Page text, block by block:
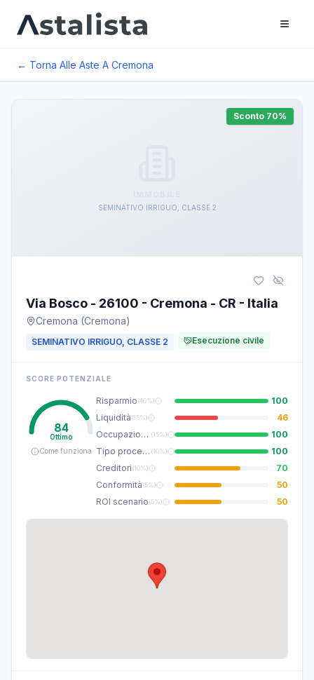
← Torna Alle Aste A Cremona
SEMINATIVO IRRIGUO, CLASSE 2
Sconto 70%
Via Bosco - 26100 - Cremona - CR - Italia
Cremona (Cremona)
SEMINATIVO IRRIGUO, CLASSE 2 Esecuzione civile
SCORE POTENZIALE
84
Ottimo
Come funziona
Risparmio(40%)
100
Liquidità(15%)
46
Occupazione (15%)
100
Tipo procedura (10%)
100
Creditori(10%)
70
Conformità(5%)
50
ROI scenario(5%) 50